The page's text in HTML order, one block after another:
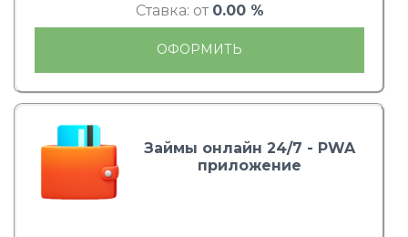
Ставка: от 0.00 %
ОФОРМИТЬ
Займы онлайн 24/7 - PWA
приложение